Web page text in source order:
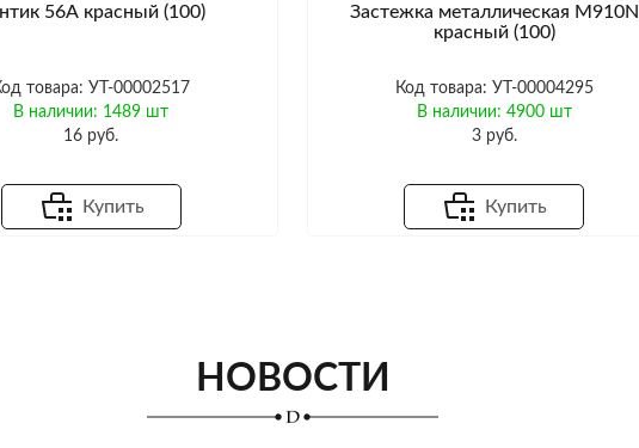
56А красный (100)
товара: УТ-00002517
В наличии: 1489 шт
16 руб.
Купить
Застежка металлическая M910N
красный (100)
Код товара: УТ-00004295
В наличии: 4900 шт
3 руб.
Купить
НОВОСТИ